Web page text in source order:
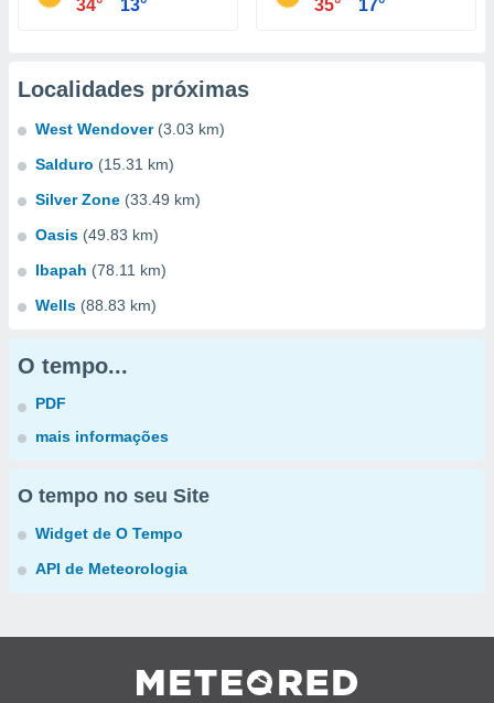
34° 13° 35° 17°
Localidades próximas
West Wendover (3.03 km)
Salduro (15.31 km)
Silver Zone (33.49 km)
Oasis (49.83 km)
Ibapah (78.11 km)
Wells (88.83 km)
O tempo...
PDF
mais informações
O tempo no seu Site
Widget de O Tempo
API de Meteorologia